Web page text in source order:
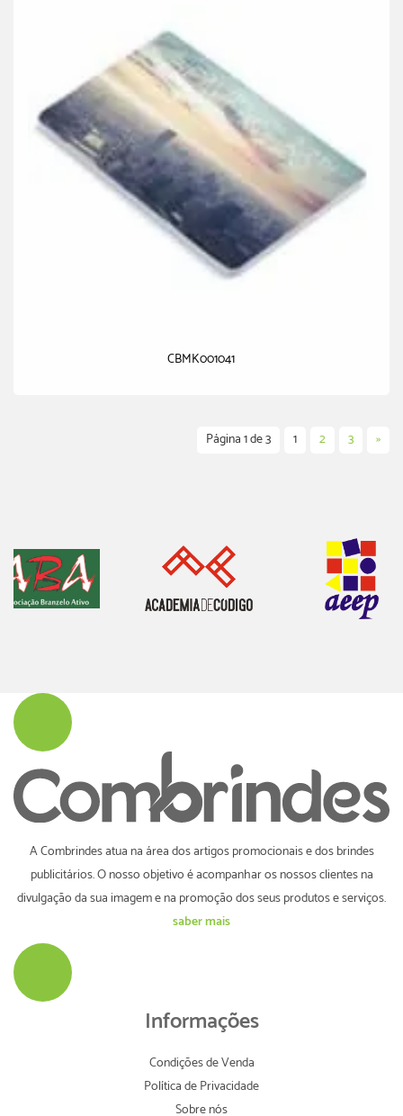
CBMK001041
Página 1 de 3 1 2 3 »
A Combrindes atua na área dos artigos promocionais e dos brindes
publicitários. O nosso objetivo é acompanhar os nossos clientes na
divulgação da sua imagem e na promoção dos seus produtos e serviços.
saber mais
Informações
Condições de Venda
Política de Privacidade
Sobre nós